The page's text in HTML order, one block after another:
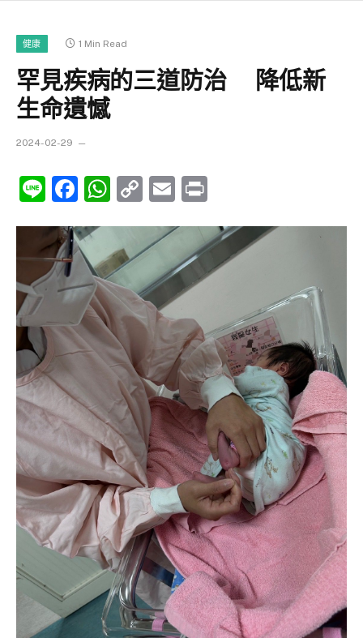
健康 1 Min Read
罕見疾病的三道防治 降低新
生命遺憾
2024-02-29
LineFacebook
WhatsApp
CopyEmail